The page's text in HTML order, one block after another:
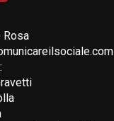
Rosa